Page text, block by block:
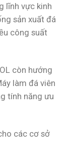
lĩnh vực kinh
sản xuất đá
công suất
còn hướng
làm đá viên
tính năng ưu
các cơ sở